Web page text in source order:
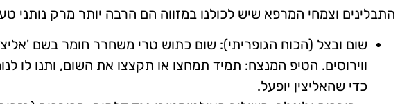
התבלינים וצמחי המרפא שיש לכולנו במזווה הם הרבה יותר מרק נותני
שום ובצל (הכוח הגופריתי): שום כתוש טרי משחרר חומר בשם
כדי שהאליצין יופעל.